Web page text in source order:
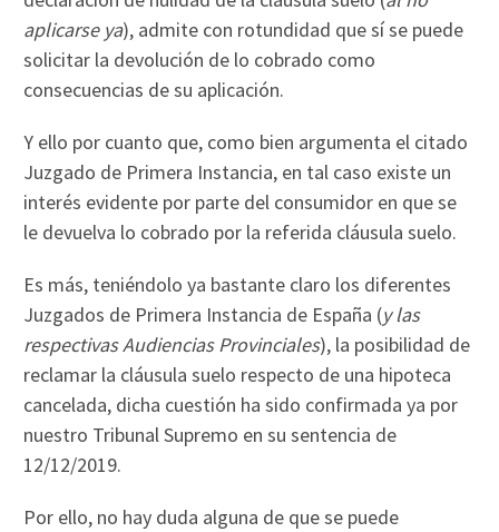
aplicarse ya), admite con rotundidad que sí se puede
solicitar la devolución de lo cobrado como
consecuencias de su aplicación.
Y ello por cuanto que, como bien argumenta el citado
Juzgado de Primera Instancia, en tal caso existe un
interés evidente por parte del consumidor en que se
le devuelva lo cobrado por la referida cláusula suelo.
Es más, teniéndolo ya bastante claro los diferentes
Juzgados de Primera Instancia de España (y las
respectivas Audiencias Provinciales), la posibilidad de
reclamar la cláusula suelo respecto de una hipoteca
cancelada, dicha cuestión ha sido confirmada ya por
nuestro Tribunal Supremo en su sentencia de
12/12/2019.
Por ello, no hay duda alguna de que se puede